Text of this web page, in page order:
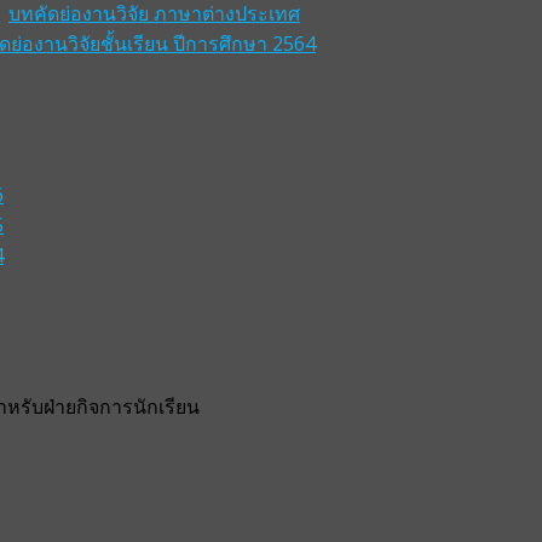
บทคัดย่องานวิจัย ภาษาต่างประเทศ
ย่องานวิจัยชั้นเรียน ปีการศึกษา 2564
รับฝ่ายกิจการนักเรียน